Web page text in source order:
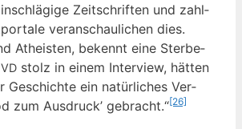
Zeit­schrif­ten und zahl­
ver­an­schau­li­chen dies.
Athe­is­ten, bekennt eine Ster­be­
stolz in einem Inter­view, hät­ten
Geschich­te ein natür­li­ches Ver­
zum Aus­druck’ gebracht.“[26]